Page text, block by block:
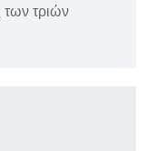
των τριών